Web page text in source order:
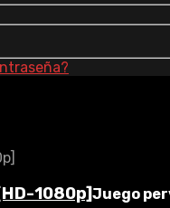
1080p] Juego